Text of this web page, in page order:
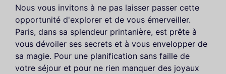
Nous vous invitons à ne pas laisser passer cette
opportunité d'explorer et de vous émerveiller.
Paris, dans sa splendeur printanière, est prête à
vous dévoiler ses secrets et à vous envelopper de
sa magie. Pour une planification sans faille de
votre séjour et pour ne rien manquer des joyaux